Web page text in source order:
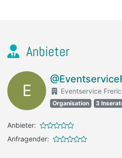
Anbieter
E Eventservice
Organisation 3
Anbieter:
Anfragender: